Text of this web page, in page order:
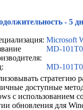
- 5
Microsoft
MD-
MD-
стратегию
доступные
с использованием
обновления для